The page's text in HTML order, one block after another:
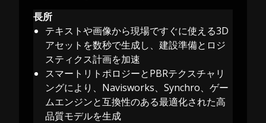
長所
テキストや画像から現場ですぐに使える3D
アセットを数秒で生成し、建設準備とロジ
スティクス計画を加速
スマートリトポロジーとPBRテクスチャリ
ングにより、Navisworks、Synchro、ゲー
ムエンジンと互換性のある最適化された高
品質モデルを生成